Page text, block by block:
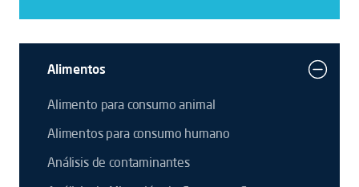
Alimentos
Alimento para consumo animal
Alimentos para consumo humano
Análisis de contaminantes